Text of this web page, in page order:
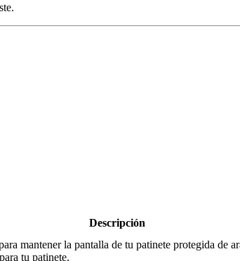
Descripción
mantener la pantalla de tu patinete protegida de
tu patinete.